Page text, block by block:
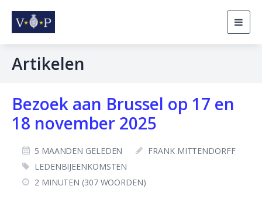
Artikelen
Bezoek aan Brussel op 17 en
18 november 2025
5 MAANDEN GELEDEN
FRANK MITTENDORFF
LEDENBIJEENKOMSTEN
2 MINUTEN (307 WOORDEN)